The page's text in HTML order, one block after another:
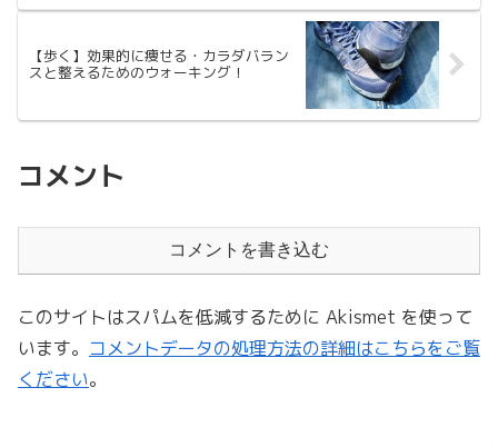
【歩く】効果的に痩せる・カラダバラン
スと整えるためのウォーキング！
コメント
コメントを書き込む
このサイトはスパムを低減するために Akismet を使って
います。 コメントデータの処理方法の詳細はこちらをご覧
ください。